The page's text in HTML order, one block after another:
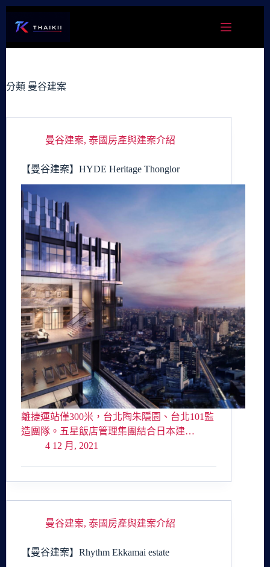
容
分類 曼谷建案
曼谷建案, 泰國房產與建案介紹
【曼谷建案】HYDE Heritage Thonglor
離捷運站僅300米，台北陶朱隱園、台北101監
造團隊。五星飯店管理集團結合日本建…
4 12 月, 2021
曼谷建案, 泰國房產與建案介紹
【曼谷建案】Rhythm Ekkamai estate